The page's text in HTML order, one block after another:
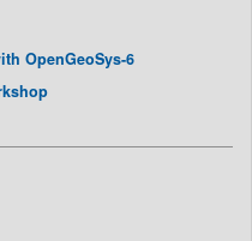
OpenGeoSys-6